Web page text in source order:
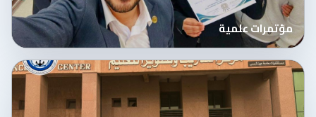
مؤتمرات علمية